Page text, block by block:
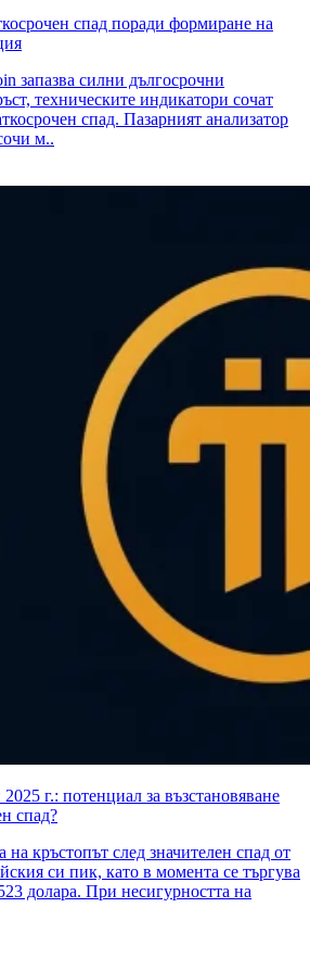
спад поради формиране на
запазва силни дългосрочни
техническите индикатори сочат
спад. Пазарният анализатор
м..
г.: потенциал за възстановяване
спад?
на кръстопът след значителен спад от
си пик, като в момента се търгува
долара. При несигурността на